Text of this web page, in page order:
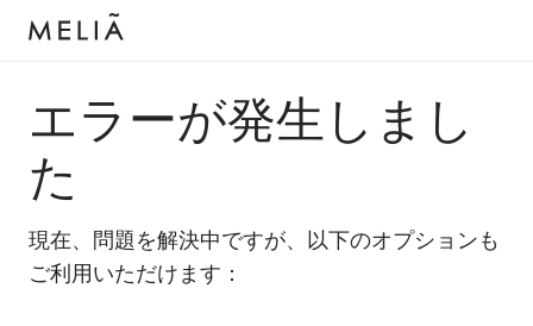
エラーが発生しまし
た
現在、問題を解決中ですが、以下のオプションも
ご利用いただけます：